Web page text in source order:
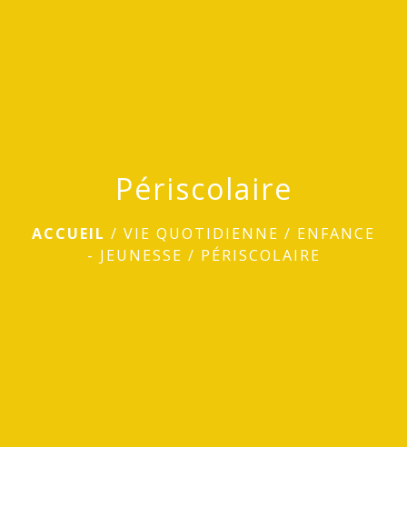
Périscolaire
ACCUEIL / VIE QUOTIDIENNE / ENFANCE
- JEUNESSE / PÉRISCOLAIRE